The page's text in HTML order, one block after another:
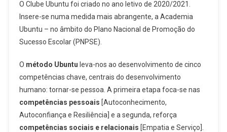
O Clube Ubuntu foi criado no ano letivo de 2020/2021.
Insere-se numa medida mais abrangente, a Academia
Ubuntu – no âmbito do Plano Nacional de Promoção do
Sucesso Escolar (PNPSE).
O método Ubuntu leva-nos ao desenvolvimento de cinco
competências chave, centrais do desenvolvimento
humano: tornar-se pessoa. A primeira etapa foca-se nas
competências pessoais [Autoconhecimento,
Autoconfiança e Resiliência] e a segunda, reforça
competências sociais e relacionais [Empatia e Serviço].